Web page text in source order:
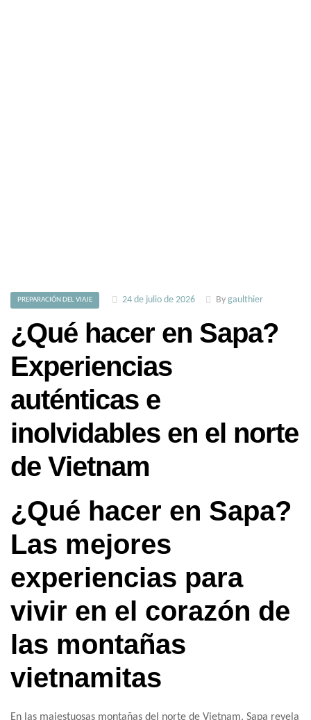
PREPARACIÓN DEL VIAJE 24 de julio de 2026 By gaulthier
¿Qué hacer en Sapa?
Experiencias
auténticas e
inolvidables en el norte
de Vietnam
¿Qué hacer en Sapa?
Las mejores
experiencias para
vivir en el corazón de
las montañas
vietnamitas
En las majestuosas montañas del norte de Vietnam, Sapa revela